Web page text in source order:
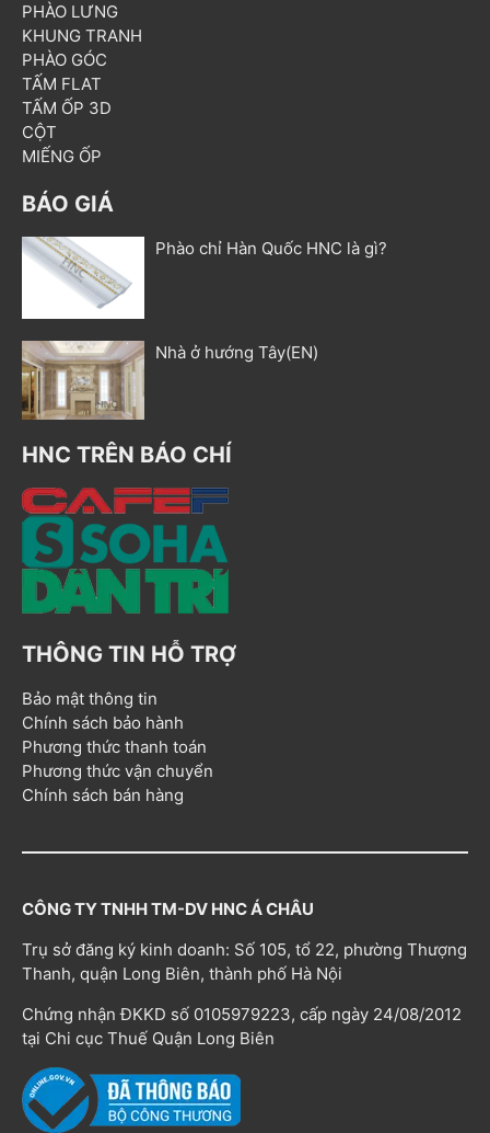
PHÀO LƯNG
KHUNG TRANH
PHÀO GÓC
TẤM FLAT
TẤM ỐP 3D
CỘT
MIẾNG ỐP
BÁO GIÁ
Phào chỉ Hàn Quốc HNC là gì?
Nhà ở hướng Tây(EN)
HNC TRÊN BÁO CHÍ
THÔNG TIN HỖ TRỢ
Bảo mật thông tin
Chính sách bảo hành
Phương thức thanh toán
Phương thức vận chuyển
Chính sách bán hàng
CÔNG TY TNHH TM-DV HNC Á CHÂU
Trụ sở đăng ký kinh doanh: Số 105, tổ 22, phường Thượng
Thanh, quận Long Biên, thành phố Hà Nội
Chứng nhận ĐKKD số 0105979223, cấp ngày 24/08/2012
tại Chi cục Thuế Quận Long Biên